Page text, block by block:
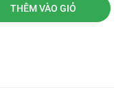
THÊM VÀO GIỎ